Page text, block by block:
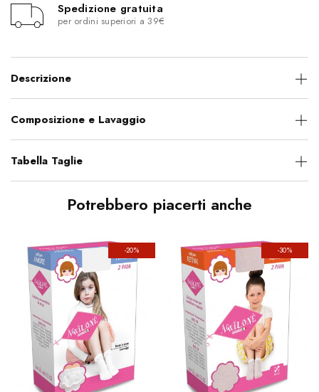
Spedizione gratuita
per ordini superiori a 39€
Descrizione
Composizione e Lavaggio
Tabella Taglie
Potrebbero piacerti anche
-20% -30%